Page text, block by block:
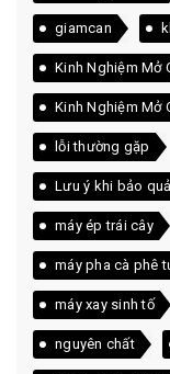
giamcan
Kinh Nghiệm Mở
Kinh Nghiệm Mở
lỗi thường gặp
Lưu ý khi bảo
máy ép trái cây
máy pha cà phê
máy xay sinh tố
nguyên chất